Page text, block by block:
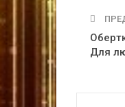
Для